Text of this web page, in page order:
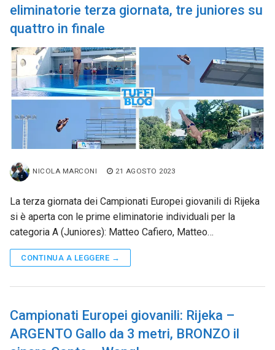
eliminatorie terza giornata, tre juniores su
quattro in finale
NICOLA MARCONI 21 AGOSTO 2023
La terza giornata dei Campionati Europei giovanili di Rijeka
si è aperta con le prime eliminatorie individuali per la
categoria A (Juniores): Matteo Cafiero, Matteo…
CONTINUA A LEGGERE →
Campionati Europei giovanili: Rijeka –
ARGENTO Gallo da 3 metri, BRONZO il